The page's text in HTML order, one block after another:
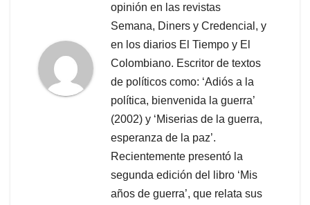
opinión en las revistas
Semana, Diners y Credencial, y
en los diarios El Tiempo y El
Colombiano. Escritor de textos
de políticos como: ‘Adiós a la
política, bienvenida la guerra’
(2002) y ‘Miserias de la guerra,
esperanza de la paz’.
Recientemente presentó la
segunda edición del libro ‘Mis
años de guerra’, que relata sus